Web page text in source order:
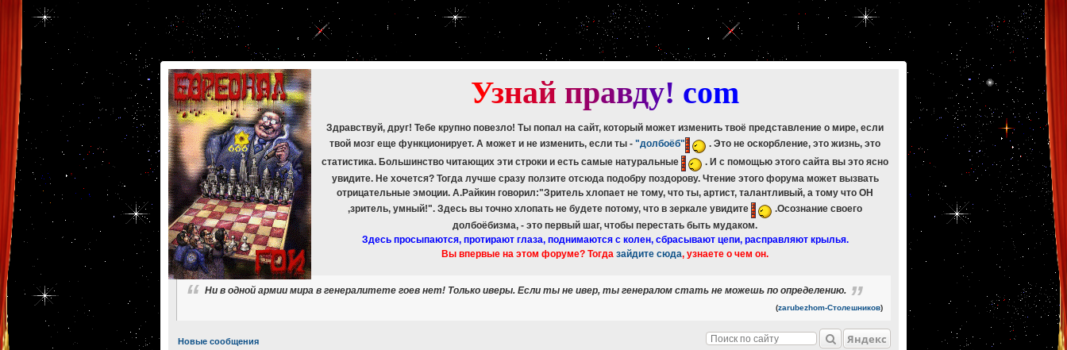
[phpBB Debug] PHP Warning : in file [ROOT]/phpbb/db/driver/mysqli.php
mysqli_fetch_assoc(): Couldn't fetch mysqli_result
[phpBB Debug] PHP Warning
[ROOT]/phpbb/db/driver/mysqli.php
mysqli_free_result(): Couldn't fetch mysqli_result
[phpBB Debug] PHP Warning
: in file [ROOT]/phpbb/db/driver/mysqli.php 265 :mysqli_fetch_assoc(): Couldn't fetch mysqli_result
[phpBB Debug] PHP Warning
: in file [ROOT]/phpbb/db/driver/mysqli.php on line 329 :mysqli_free_result(): Couldn't fetch mysqli_result
[phpBB Debug] PHP Warning
[ROOT]/phpbb/db/driver/mysqli.php on line 265 : mysqli_fetch_assoc(): Couldn't fetch mysqli_result
[phpBB Debug] PHP Warning
[ROOT]/phpbb/db/driver/mysqli.php on line mysqli_free_result(): Couldn't fetch mysqli_result
Узнай правду! com
Здравствуй, друг! Тебе крупно повезло! Ты попал на сайт, который может изменить твоё представление о мире, если
твой мозг еще функционирует. А может и не изменить, если ты - "долбоёб"
. Это не оскорбление, это жизнь, это
статистика. Большинство читающих эти строки и есть самые натуральные
. И с помощью этого сайта вы это ясно
увидите. Не хочется? Тогда лучше сразу ползите отсюда подобру поздорову. Чтение этого форума может вызвать
отрицательные эмоции. А.Райкин говорил:"Зритель хлопает не тому, что ты, артист, талантливый, а тому что ОН
,зритель, умный!". Здесь вы точно хлопать не будете потому, что в зеркале увидите
.Осознание своего
долбоёбизма, - это первый шаг, чтобы перестать быть мудаком.
Здесь просыпаются, протирают глаза, поднимаются с колен, сбрасывают цепи, расправляют крылья.
Вы впервые на этом форуме? Тогда зайдите сюда, узнаете о чем он.
Ни в одной армии мира в генералитете гоев нет! Только иверы. Если ты не ивер, ты генералом стать не можешь по определению.
(zarubezhom-Столешников)
Новые сообщения Яндекс